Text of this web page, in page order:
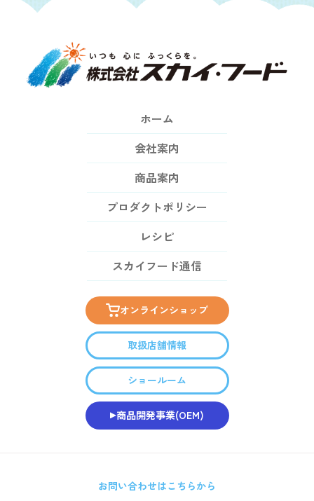
ホーム
会社案内
商品案内
プロダクトポリシー
レシピ
スカイフード通信
オンラインショップ
取扱店舗情報
ショールーム
商品開発事業(OEM)
お問い合わせはこちらから